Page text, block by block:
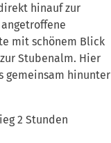
hinauf zur
mit schönem Blick
Stubenalm. Hier
gemeinsam hinunter
2 Stunden